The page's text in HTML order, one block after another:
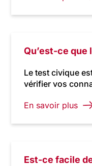
Qu’est-ce
Le test civique
vérifier vos
En savoir plus
Est-ce facile